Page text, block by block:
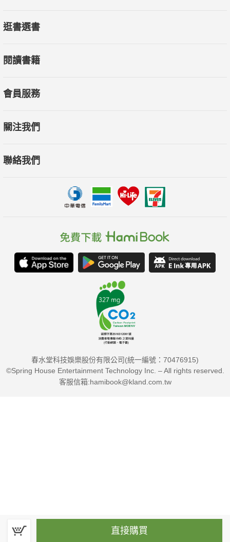
直接購買
逛書選書
閱讀書籍
會員服務
關注我們
聯絡我們
春水堂科技娛樂股份有限公司(統一編號：70476915)
©Spring House Entertainment Technology Inc. – All rights reserved.
客服信箱:hamibook@kland.com.tw